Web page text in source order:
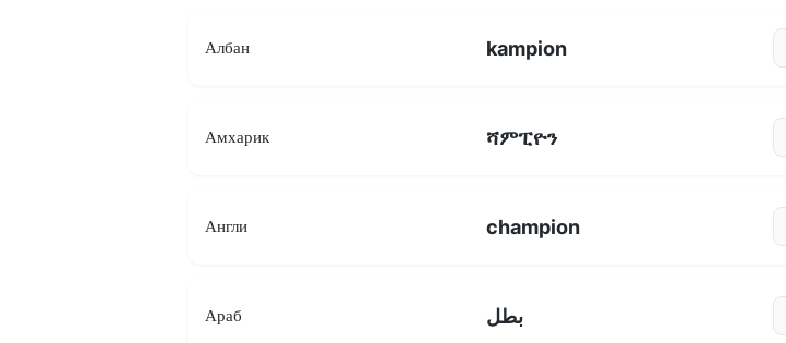
Албан kampion
Амхарик ሻምፒዮን
Англи champion
Араб بطل